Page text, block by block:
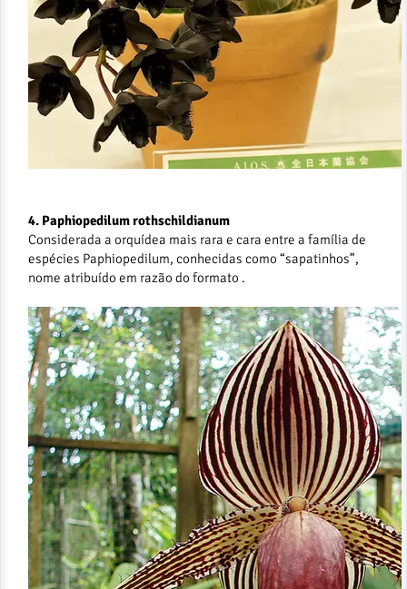
4. Paphiopedilum rothschildianum
Considerada a orquídea mais rara e cara entre a família de
espécies Paphiopedilum, conhecidas como “sapatinhos”,
nome atribuído em razão do formato .